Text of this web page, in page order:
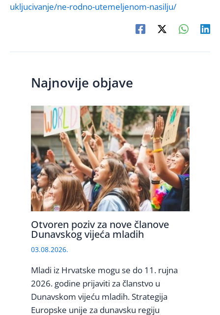
ukljucivanje/ne-rodno-utemeljenom-nasilju/
Najnovije objave
Otvoren poziv za nove članove
Dunavskog vijeća mladih
03.08.2026.
Mladi iz Hrvatske mogu se do 11. rujna
2026. godine prijaviti za članstvo u
Dunavskom vijeću mladih. Strategija
Europske unije za dunavsku regiju